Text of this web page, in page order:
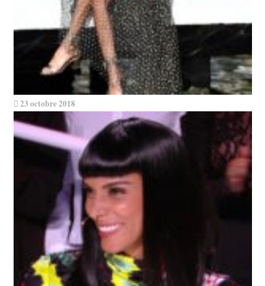
23 octobre 2018